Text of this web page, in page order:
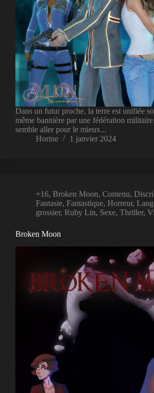
Dans un futur proche, la terre est unifiée
même bannière par une fédération
semble aller pour le mieux...
Horine
1 janvier 2024
+16, Broken Moon, Contenu,
Fantasie, Fantastique, Horreur,
grossier, Ruby Lin, Sexe, Thriller,
Broken Moon